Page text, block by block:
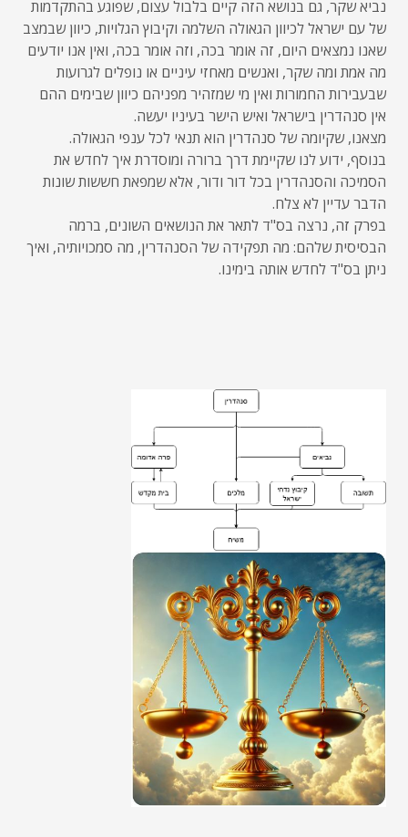
נביא שקר, גם בנושא הזה קיים בלבול עצום, שפוגע בהתקדמות
של עם ישראל לכיוון הגאולה השלמה וקיבוץ הגלויות, כיוון שבמצב
שאנו נמצאים היום, זה אומר בכה, וזה אומר בכה, ואין אנו יודעים
מה אמת ומה שקר, ואנשים מאחזי עיניים או נופלים לגרועות
שבעבירות החמורות ואין מי שמזהיר מפניהם כיוון שבימים ההם
אין סנהדרין בישראל ואיש הישר בעיניו יעשה.
מצאנו, שקיומה של סנהדרין הוא תנאי לכל ענפי הגאולה.
בנוסף, ידוע לנו שקיימת דרך ברורה ומוסדרת איך לחדש את
הסמיכה והסנהדרין בכל דור ודור, אלא שמפאת חששות שונות
הדבר עדיין לא צלח.
בפרק זה, נרצה בס"ד לתאר את הנושאים השונים, ברמה
הבסיסית שלהם: מה תפקידה של הסנהדרין, מה סמכויותיה, ואיך
ניתן בס"ד לחדש אותה בימינו.